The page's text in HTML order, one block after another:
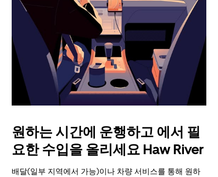
러
날
짜
캘
린
더
닫
원하는 시간에 운행하고 에서 필
요한 수입을 올리세요 Haw River
배달(일부 지역에서 가능)이나 차량 서비스를 통해 원하